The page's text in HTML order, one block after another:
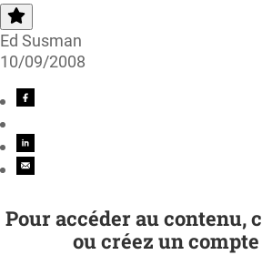
Ed Susman
10/09/2008
Pour accéder au contenu,
ou créez un